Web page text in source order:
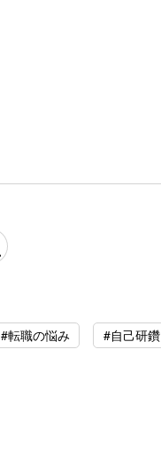
#転職の悩み #自己研鑽